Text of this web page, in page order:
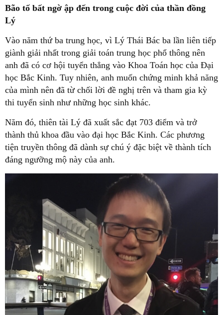
Bão tố bất ngờ ập đến trong cuộc đời của thần đồng
Lý
Vào năm thứ ba trung học, vì Lý Thái Bác ba lần liên tiếp
giành giải nhất trong giải toán trung học phổ thông nên
anh đã có cơ hội tuyển thẳng vào Khoa Toán học của Đại
học Bắc Kinh. Tuy nhiên, anh muốn chứng minh khả năng
của mình nên đã từ chối lời đề nghị trên và tham gia kỳ
thi tuyển sinh như những học sinh khác.
Năm đó, thiên tài Lý đã xuất sắc đạt 703 điểm và trở
thành thủ khoa đầu vào đại học Bắc Kinh. Các phương
tiện truyền thông đã dành sự chú ý đặc biệt về thành tích
đáng ngưỡng mộ này của anh.